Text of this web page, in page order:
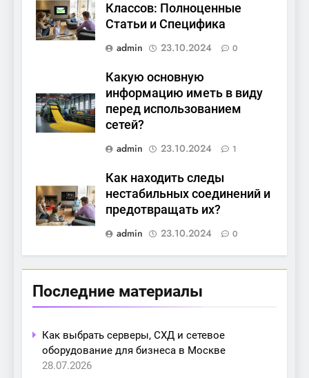
Классов: Полноценные
Статьи и Специфика
admin
23.10.2024 0
Какую основную
информацию иметь в виду
перед использованием
сетей?
admin
23.10.2024 1
Как находить следы
нестабильных соединений и
предотвращать их?
admin
23.10.2024 0
Последние материалы
Как выбрать серверы, СХД и сетевое
оборудование для бизнеса в Москве
28.07.2026